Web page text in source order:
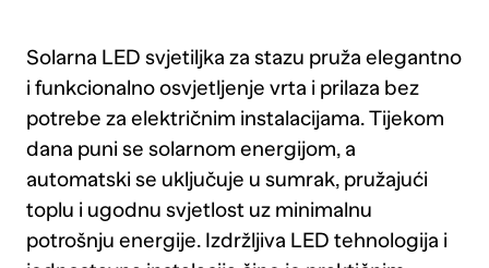
Solarna LED svjetiljka za stazu pruža elegantno
i funkcionalno osvjetljenje vrta i prilaza bez
potrebe za električnim instalacijama. Tijekom
dana puni se solarnom energijom, a
automatski se uključuje u sumrak, pružajući
toplu i ugodnu svjetlost uz minimalnu
potrošnju energije. Izdržljiva LED tehnologija i